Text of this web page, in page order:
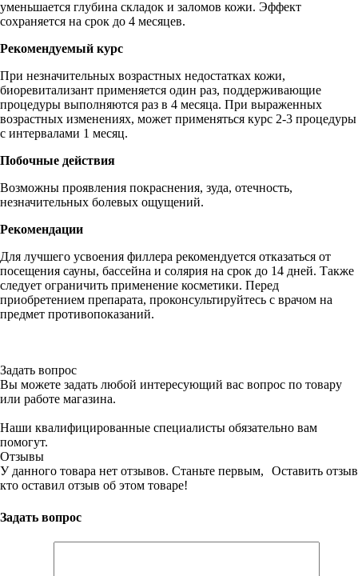
уменьшается глубина складок и заломов кожи. Эффект
сохраняется на срок до 4 месяцев.
Рекомендуемый курс
При незначительных возрастных недостатках кожи,
биоревитализант применяется один раз, поддерживающие
процедуры выполняются раз в 4 месяца. При выраженных
возрастных изменениях, может применяться курс 2-3 процедуры
с интервалами 1 месяц.
Побочные действия
Возможны проявления покраснения, зуда, отечность,
незначительных болевых ощущений.
Рекомендации
Для лучшего усвоения филлера рекомендуется отказаться от
посещения сауны, бассейна и солярия на срок до 14 дней. Также
следует ограничить применение косметики. Перед
приобретением препарата, проконсультируйтесь с врачом на
предмет противопоказаний.
Задать вопрос
Вы можете задать любой интересующий вас вопрос по товару
или работе магазина.
Наши квалифицированные специалисты обязательно вам
помогут.
Отзывы
Оставить отзыв
У данного товара нет отзывов. Станьте первым,
кто оставил отзыв об этом товаре!
Задать вопрос